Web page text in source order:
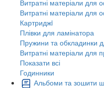
Витратні матеріали для
Витратні матеріали для
Картриджi
Плівки для ламінатора
Пружини та обкладинки
Витратні матеріали для
Показати всі
Годинники
Альбоми та зошити